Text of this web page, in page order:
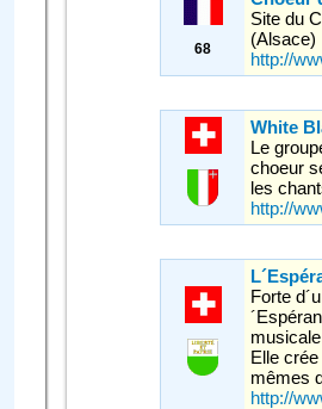
68
Site du
(Alsace)
http://
White
Le
choeur
les
http://
Forte
Elle
mêmes
http://